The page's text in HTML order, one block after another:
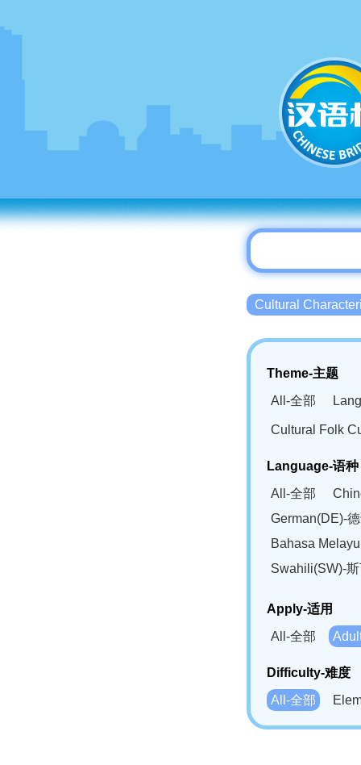
Cultural
Theme-主题
All-全部
Cultural Folk
Language-语种
All-全部
German(DE)-
Bahasa
Swahili(SW)-
Apply-适用
All-全部
Difficulty-难度
All-全部